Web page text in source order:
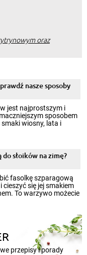
oraz
nasze sposoby
jest najprostszym i
sposobem
wiosny, lata i
nimi oko w sezonie
cieplejszych
słoików ze
zachować świeżość
słoików na zimę?
fasolkę szparagową
cieszyć się jej smakiem
To warzywo możecie
przepisy i porady